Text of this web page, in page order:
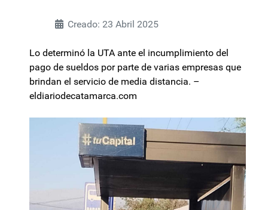
Creado: 23 Abril 2025
Lo determinó la UTA ante el incumplimiento del
pago de sueldos por parte de varias empresas que
brindan el servicio de media distancia. –
eldiariodecatamarca.com